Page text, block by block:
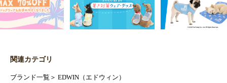
関連カテゴリ
ブランド一覧 ＞ EDWIN（エドウィン）